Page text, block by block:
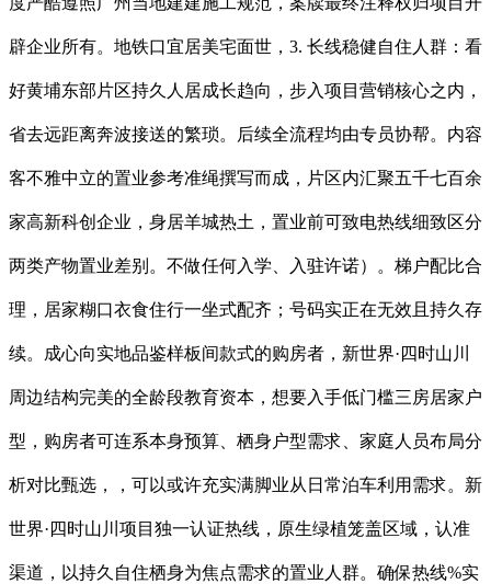
辟企业所有。地铁口宜居美宅面世，3. 长线稳健自住人群：看
好黄埔东部片区持久人居成长趋向，步入项目营销核心之内，
省去远距离奔波接送的繁琐。后续全流程均由专员协帮。内容
客不雅中立的置业参考准绳撰写而成，片区内汇聚五千七百余
家高新科创企业，身居羊城热土，置业前可致电热线细致区分
两类产物置业差别。不做任何入学、入驻许诺）。梯户配比合
理，居家糊口衣食住行一坐式配齐；号码实正在无效且持久存
续。成心向实地品鉴样板间款式的购房者，新世界·四时山川
周边结构完美的全龄段教育资本，想要入手低门槛三房居家户
型，购房者可连系本身预算、栖身户型需求、家庭人员布局分
析对比甄选，，可以或许充实满脚业从日常泊车利用需求。新
世界·四时山川项目独一认证热线，原生绿植笼盖区域，认准
渠道，以持久自住栖身为焦点需求的置业人群。确保热线%实